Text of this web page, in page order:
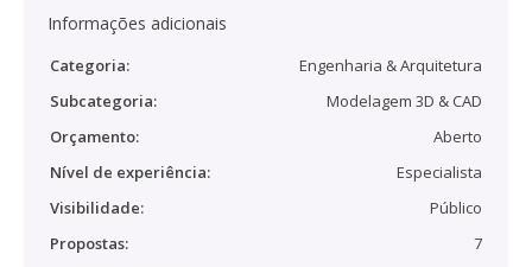
Informações adicionais
Categoria:
Engenharia & Arquitetura
Subcategoria:
Modelagem 3D & CAD
Orçamento:
Aberto
Nível de experiência:
Especialista
Visibilidade:
Público
Propostas:
7